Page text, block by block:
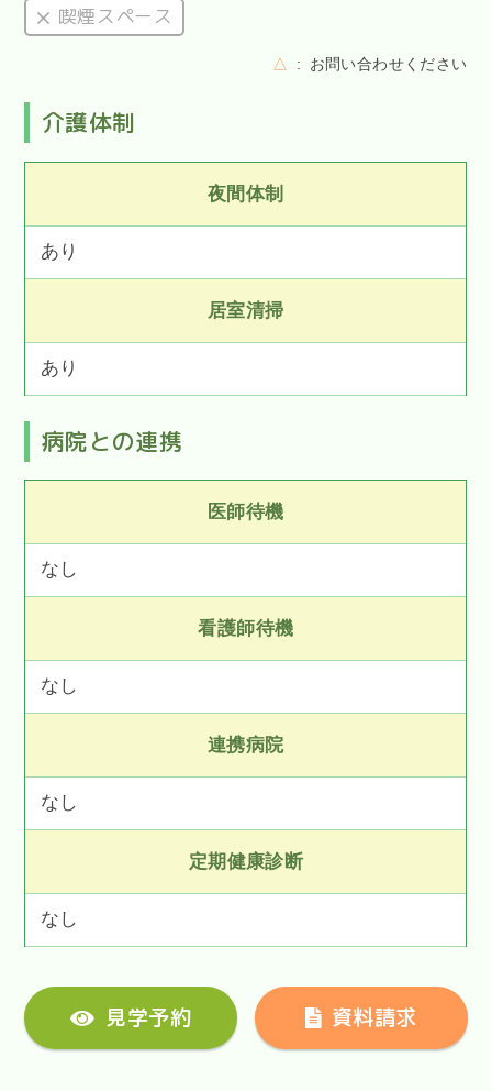
喫煙スペース
△ お問い合わせください
介護体制
夜間体制
あり
居室清掃
あり
病院との連携
医師待機
なし
看護師待機
なし
連携病院
なし
定期健康診断
なし
見学予約 資料請求